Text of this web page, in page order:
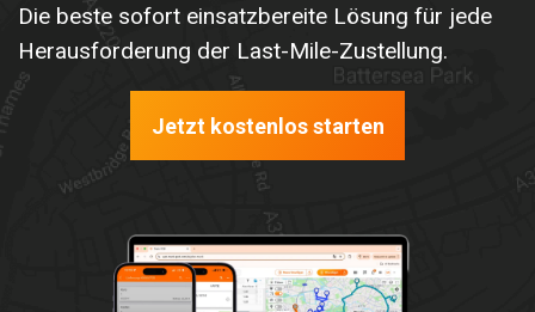
Die beste sofort einsatzbereite Lösung für jede
Herausforderung der Last-Mile-Zustellung.
Jetzt kostenlos starten